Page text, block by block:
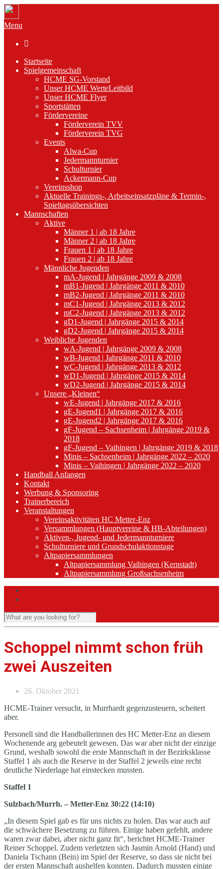
Menu

Startseite
Spielgemeinschaft
HCME SG-Vorstand
Unser HCME WerteLeitbild
Unser HCME Flyer
Sportstätten
Fördervereine
Förderverein TVV
Förderverein TVG
Events
Alwa-Cup
Jedermannturnier
Schulturnier
Ackermann-Cup
Vereinsshop
Aktuelle Trainings-, Arbeitseinsatzpläne & Termin-,
Spieltagsübersichten
Mannschaften
Aktive
Männer 1 | ab 18 Jahre
Männer 2 | ab 18 Jahre
Frauen 1 | ab 18 Jahre
Frauen 2 | ab 18 Jahre
Männliche Jugenden
mA-Jugend | Jahrgänge 2009 & 2008
mB1-Jugend | Jahrgänge 2011 & 2010
mB2-Jugend | Jahrgänge 2011 & 2010
mC1-Jugend | Jahrgänge 2013 & 2012
mC2-Jugend | Jahrgänge 2013 & 2012
gD1-Jugend | Jahrgänge 2015 & 2014
gD2-Jugend | Jahrgänge 2015 & 2014
Weibliche Jugenden
wA-Jugend | Jahrgänge 2009 & 2008
wB-Jugend | Jahrgänge 2011 & 2010
wC-Jugend | Jahrgänge 2013 & 2012
wD1-Jugend | Jahrgänge 2015 & 2014
wD2-Jugend | Jahrgänge 2015 & 2014
Unsere „Kleinen“
wE-Jugend | Jahrgänge 2017 & 2016
gE-Jugend1 | Jahrgänge 2017 & 2016
gE-Jugend2 | Jahrgänge 2017 & 2016
gF-Jugend – Sachsenheim | Jahrgänge 2019 &
2018
gF-Jugend – Vaihingen | Jahrgänge 2019 & 2018
Minis – Sachsenheim | Jahrgänge 2022 – 2020
Minis – Vaihingen | Jahrgänge 2022 – 2020
Handball Anfangen
Kontakt
Werbung & Sponsoring
Trainerbereich
Veranstaltungen
Vereinsaktivitäten HC Metter-Enz
Versammlungen (Hauptvereine & HB-Abteilungen)
Aktiven-, Jugend- und Jedermannturniere
Schulturniere und Grundschulaktionstage
Altpapiersammlungen
Altpapiersammlung Vaihingen (Kernstadt)
Altpapiersammlung Großsachsenheim
Schoppel nimmt schon früh
zwei Auszeiten
26. Oktober 2021
HCME-Trainer versucht, in Murrhardt gegenzusteuern, scheitert
aber.
Personell sind die Handballerinnen des HC Metter-Enz an diesem
Wochenende arg gebeutelt gewesen. Das war aber nicht der einzige
Grund, weshalb sowohl die erste Mannschaft in der Bezirksklasse
Staffel 1 als auch die Reserve in der Staffel 2 jeweils eine recht
deutliche Niederlage hat einstecken mussten.
Staffel 1
Sulzbach/Murrh. – Metter-Enz 30:22 (14:10)
„In diesem Spiel gab es für uns nichts zu holen. Das war auch auf
die schwächere Besetzung zu führen. Einige haben gefehlt, andere
waren zwar dabei, aber nicht ganz fit“, berichtet HCME-Trainer
Reiner Schoppel. Zudem verletzten sich Jasmin Arnold (Hand) und
Daniela Tschann (Bein) im Spiel der Reserve, so dass sie nicht bei
der ersten Mannschaft aushelfen konnten. Dadurch mussten einige